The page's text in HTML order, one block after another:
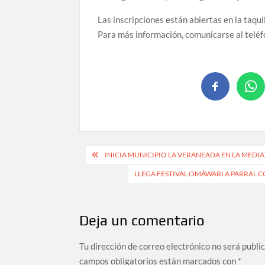
Las inscripciones están abiertas en la
Para más información, comunicarse al
INICIA MUNICIPIO LA VERANEADA EN LA
LLEGA FESTIVAL OMÁWARI A PARRAL
Deja un comentario
Tu dirección de correo electrónico no será
campos obligatorios están marcados con *